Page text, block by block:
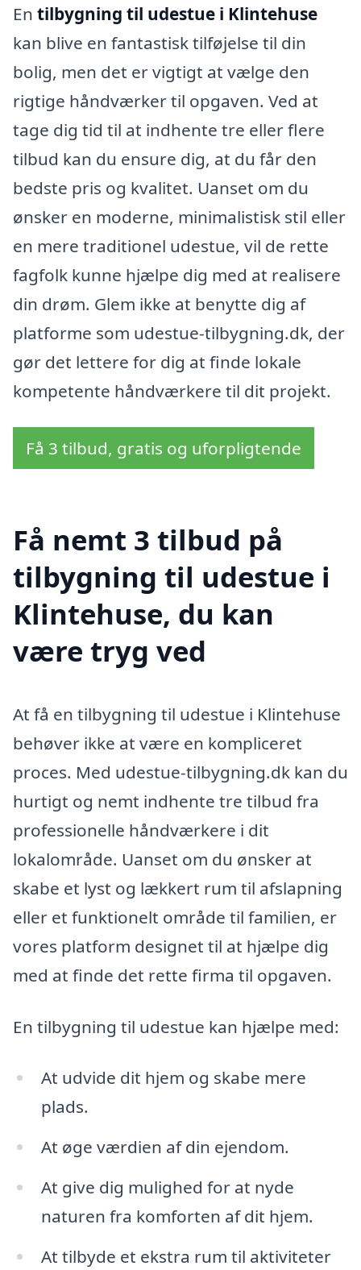
En tilbygning til udestue i Klintehuse
kan blive en fantastisk tilføjelse til din
bolig, men det er vigtigt at vælge den
rigtige håndværker til opgaven. Ved at
tage dig tid til at indhente tre eller flere
tilbud kan du ensure dig, at du får den
bedste pris og kvalitet. Uanset om du
ønsker en moderne, minimalistisk stil eller
en mere traditionel udestue, vil de rette
fagfolk kunne hjælpe dig med at realisere
din drøm. Glem ikke at benytte dig af
platforme som udestue-tilbygning.dk, der
gør det lettere for dig at finde lokale
kompetente håndværkere til dit projekt.
Få 3 tilbud, gratis og uforpligtende
Få nemt 3 tilbud på
tilbygning til udestue i
Klintehuse, du kan
være tryg ved
At få en tilbygning til udestue i Klintehuse
behøver ikke at være en kompliceret
proces. Med udestue-tilbygning.dk kan du
hurtigt og nemt indhente tre tilbud fra
professionelle håndværkere i dit
lokalområde. Uanset om du ønsker at
skabe et lyst og lækkert rum til afslapning
eller et funktionelt område til familien, er
vores platform designet til at hjælpe dig
med at finde det rette firma til opgaven.
En tilbygning til udestue kan hjælpe med:
At udvide dit hjem og skabe mere
plads.
At øge værdien af din ejendom.
At give dig mulighed for at nyde
naturen fra komforten af dit hjem.
At tilbyde et ekstra rum til aktiviteter